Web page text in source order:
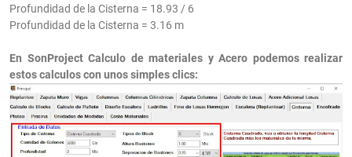
Profundidad de la Cisterna = 18.93 / 6
Profundidad de la Cisterna = 3.16 m
En SonProject Calculo de materiales y Acero podemos realizar
estos calculos con unos simples clics: